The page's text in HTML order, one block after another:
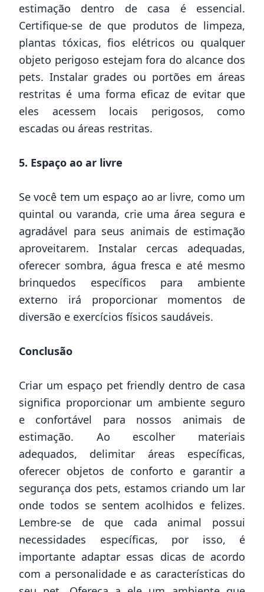
estimação dentro de casa é essencial.
Certifique-se de que produtos de limpeza,
plantas tóxicas, fios elétricos ou qualquer
objeto perigoso estejam fora do alcance dos
pets. Instalar grades ou portões em áreas
restritas é uma forma eficaz de evitar que
eles acessem locais perigosos, como
escadas ou áreas restritas.
5. Espaço ao ar livre
Se você tem um espaço ao ar livre, como um
quintal ou varanda, crie uma área segura e
agradável para seus animais de estimação
aproveitarem. Instalar cercas adequadas,
oferecer sombra, água fresca e até mesmo
brinquedos específicos para ambiente
externo irá proporcionar momentos de
diversão e exercícios físicos saudáveis.
Conclusão
Criar um espaço pet friendly dentro de casa
significa proporcionar um ambiente seguro
e confortável para nossos animais de
estimação. Ao escolher materiais
adequados, delimitar áreas específicas,
oferecer objetos de conforto e garantir a
segurança dos pets, estamos criando um lar
onde todos se sentem acolhidos e felizes.
Lembre-se de que cada animal possui
necessidades específicas, por isso, é
importante adaptar essas dicas de acordo
com a personalidade e as características do